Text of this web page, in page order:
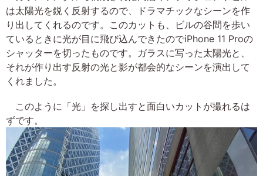
は太陽光を鋭く反射するので、ドラマチックなシーンを作
り出してくれるのです。このカットも、ビルの谷間を歩い
ているときに光が目に飛び込んできたのでiPhone 11 Proの
シャッターを切ったものです。ガラスに写った太陽光と、
それが作り出す反射の光と影が都会的なシーンを演出して
くれました。
このように「光」を探し出すと面白いカットが撮れるは
ずです。